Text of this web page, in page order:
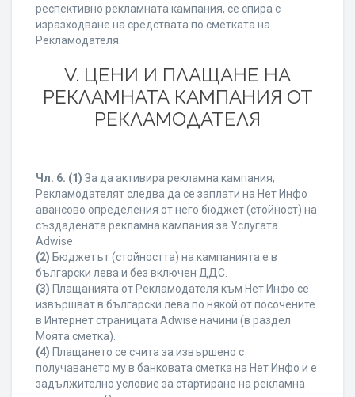
респективно рекламната кампания, се спира с
изразходване на средствата по сметката на
Рекламодателя.
V. ЦЕНИ И ПЛАЩАНЕ НА
РЕКЛАМНАТА КАМПАНИЯ ОТ
РЕКЛАМОДАТЕЛЯ
Чл. 6. (1) За да активира рекламна кампания,
Рекламодателят следва да се заплати на Нет Инфо
авансово определения от него бюджет (стойност) на
създадената рекламна кампания за Услугата
Adwise.
(2) Бюджетът (стойността) на кампанията е в
български лева и без включен ДДС.
(3) Плащанията от Рекламодателя към Нет Инфо се
извършват в български лева по някой от посочените
в Интернет страницата Adwise начини (в раздел
Моята сметка).
(4) Плащането се счита за извършено с
получаването му в банковата сметка на Нет Инфо и е
задължително условие за стартиране на рекламна